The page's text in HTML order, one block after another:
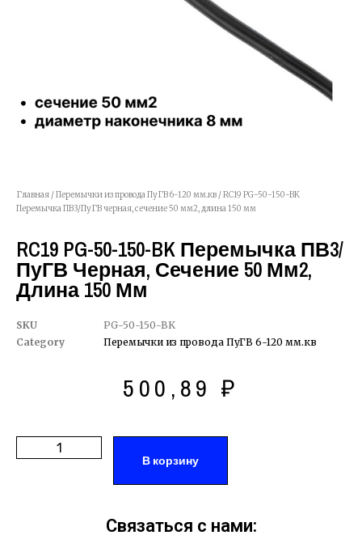
Главная /Перемычки из провода ПуГВ 6-120 мм.кв / RC19 PG-50-150-BK
Перемычка ПВ3/ПуГВ черная, сечение 50 мм2, длина 150 мм
RC19 PG-50-150-BK Перемычка ПВ3/
ПуГВ Черная, Сечение 50 Мм2,
Длина 150 Мм
SKU
PG-50-150-BK
Category
Перемычки из провода ПуГВ 6-120 мм.кв
500,89₽
В корзину
Связаться с нами: